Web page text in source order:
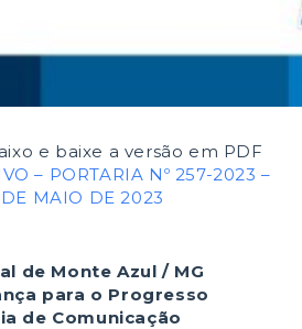
e baixe a versão em PDF
– PORTARIA Nº 257-2023 –
MAIO DE 2023
de Monte Azul / MG
para o Progresso
de Comunicação